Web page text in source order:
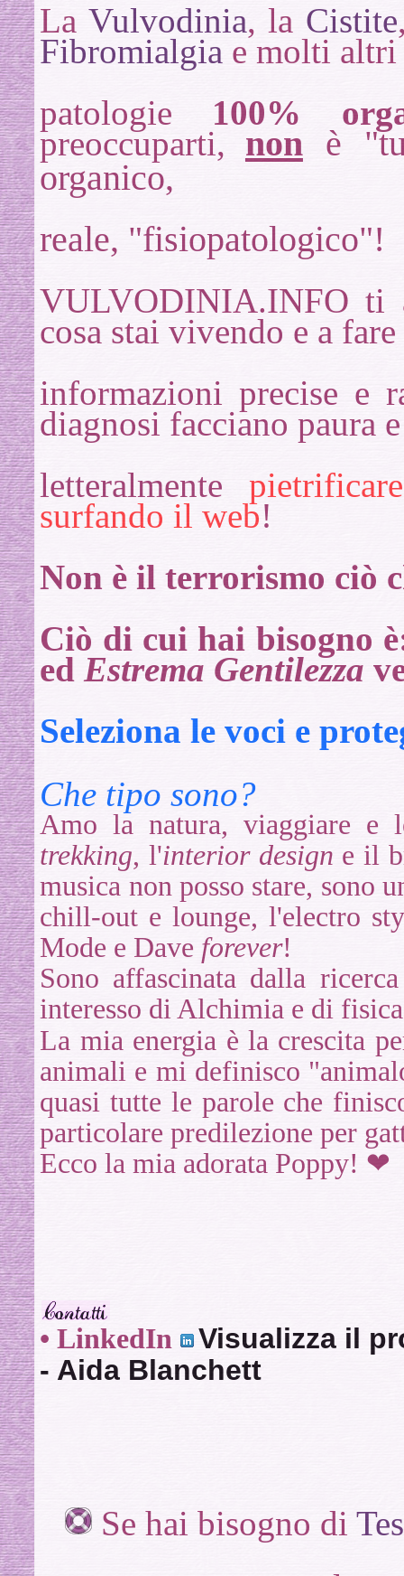
La Vulvodinia, la Cistite
Fibromialgia e molti
patologie 100%
preoccuparti, nonè
organico,
reale, "fisiopatologico"!
VULVODINIA.INFO ti
cosa stai vivendo e a
informazioni precise e
diagnosi facciano paura
letteralmente
surfando il web!
Non è il terrorismo ciò
Ciò di cui hai bisogno
edEstrema Gentilezza
Seleziona le voci e
Che tipo sono?
Amo la natura, viaggiare e
trekking, l'interior design e il
musica non posso stare, sono
chill-out e lounge, l'electro
Mode e Dave forever!
Sono affascinata dalla
interesso di Alchimia e di
La mia energia è la crescita
animali e mi definisco
quasi tutte le parole che
particolare predilezione per
Ecco la mia adorata Poppy! ❤
•LinkedIn
Visualizza il
- Aida Blanchett
Se hai bisogno di